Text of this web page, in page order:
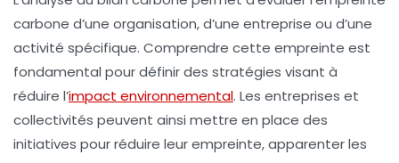
carbone d’une organisation, d’une entreprise ou d’une
activité spécifique. Comprendre cette empreinte est
fondamental pour définir des stratégies visant à
réduire l’impact environnemental. Les entreprises et
collectivités peuvent ainsi mettre en place des
initiatives pour réduire leur empreinte, apparenter les